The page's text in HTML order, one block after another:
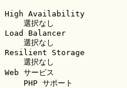
High Availability
    選択なし
Load Balancer
    選択なし
Resilient Storage
    選択なし
Web サービス
PHP サポート